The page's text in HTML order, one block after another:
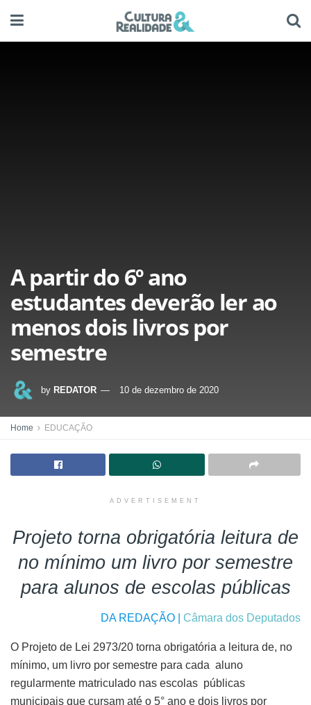
A partir do 6º ano
estudantes deverão ler ao
menos dois livros por
semestre
by REDATOR 10 de dezembro de 2020
Home EDUCAÇÃO
ADVERTISEMENT
Projeto torna obrigatória leitura de
no mínimo um livro por semestre
para alunos de escolas públicas
DA REDAÇÃO | Câmara dos Deputados
O Projeto de Lei 2973/20 torna obrigatória a leitura de, no
mínimo, um livro por semestre para cada aluno
regularmente matriculado nas escolas públicas
municipais que cursam até o 5° ano e dois livros por